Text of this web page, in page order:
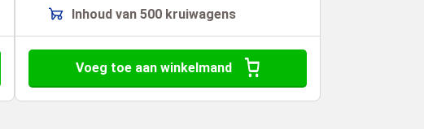
Inhoud van 500 kruiwagens
Voeg toe aan winkelmand